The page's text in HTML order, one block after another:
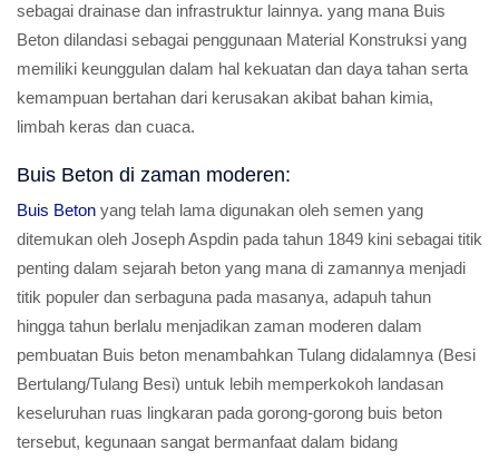
sebagai drainase dan infrastruktur lainnya. yang mana Buis
Beton dilandasi sebagai penggunaan Material Konstruksi yang
memiliki keunggulan dalam hal kekuatan dan daya tahan serta
kemampuan bertahan dari kerusakan akibat bahan kimia,
limbah keras dan cuaca.
Buis Beton di zaman moderen:
Buis Beton yang telah lama digunakan oleh semen yang
ditemukan oleh Joseph Aspdin pada tahun 1849 kini sebagai titik
penting dalam sejarah beton yang mana di zamannya menjadi
titik populer dan serbaguna pada masanya, adapuh tahun
hingga tahun berlalu menjadikan zaman moderen dalam
pembuatan Buis beton menambahkan Tulang didalamnya (Besi
Bertulang/Tulang Besi) untuk lebih memperkokoh landasan
keseluruhan ruas lingkaran pada gorong-gorong buis beton
tersebut, kegunaan sangat bermanfaat dalam bidang